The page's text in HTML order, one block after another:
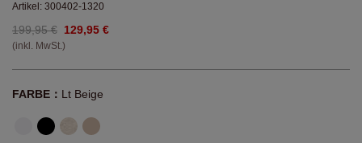
Artikel: 300402-1320
199,95 € 129,95 €
(inkl. MwSt.)
FARBE： Lt Beige